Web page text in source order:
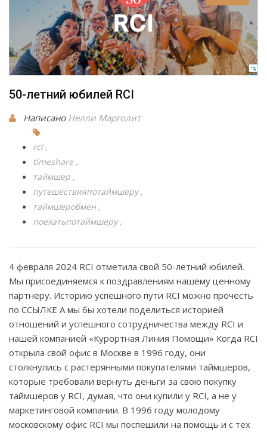
50-летний юбилей RCI
Написано Нелли Марголит
rci
timeshare
таймшер
путешествияпотаймшеру
таймшеробмен
поехатьпотаймшеру
4 февраля 2024 RCI отметила свой 50-летний юбилей.
Мы присоединяемся к поздравлениям нашему ценному
партнёру. Историю успешного пути RCI можно прочесть
по ССЫЛКЕ А мы бы хотели поделиться историей
отношений и успешного сотрудничества между RCI и
нашей компанией «Курортная Линия Помощи» Когда RCI
открыла свой офис в Москве в 1996 году, они
столкнулись с растерянными покупателями таймшеров,
которые требовали вернуть деньги за свою покупку
таймшеров у RCI, думая, что они купили у RCI, а не у
маркетинговой компании. В 1996 году молодому
московскому офис RCI мы поспешили на помощь и с тех